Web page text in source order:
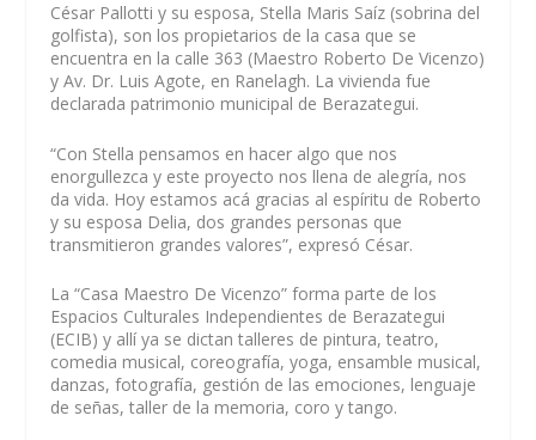
César Pallotti y su esposa, Stella Maris Saíz (sobrina del
golfista), son los propietarios de la casa que se
encuentra en la calle 363 (Maestro Roberto De Vicenzo)
y Av. Dr. Luis Agote, en Ranelagh. La vivienda fue
declarada patrimonio municipal de Berazategui.
“Con Stella pensamos en hacer algo que nos
enorgullezca y este proyecto nos llena de alegría, nos
da vida. Hoy estamos acá gracias al espíritu de Roberto
y su esposa Delia, dos grandes personas que
transmitieron grandes valores”, expresó César.
La “Casa Maestro De Vicenzo” forma parte de los
Espacios Culturales Independientes de Berazategui
(ECIB) y allí ya se dictan talleres de pintura, teatro,
comedia musical, coreografía, yoga, ensamble musical,
danzas, fotografía, gestión de las emociones, lenguaje
de señas, taller de la memoria, coro y tango.